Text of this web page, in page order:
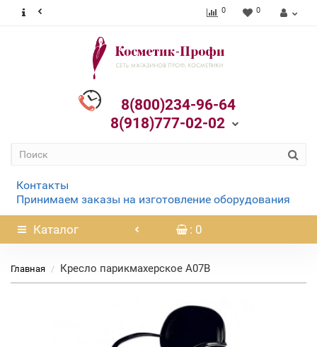
0 0
8(800)234-96-64
8(918)777-02-02
Контакты
Принимаем заказы на изготовление оборудования
Каталог : 0
Главная Кресло парикмахерское А07В